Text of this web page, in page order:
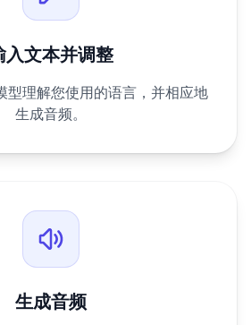
入文本并调整
型理解您使用的语言，并相应地
生成音频。
生成音频